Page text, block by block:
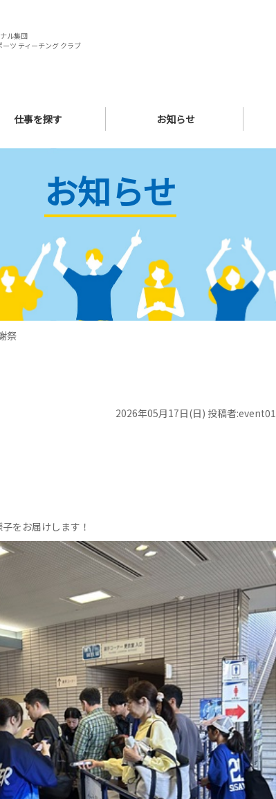
ル集団
ツ ティーチング クラブ
仕事を探す お知らせ
お知らせ
祭
2026年05月17日(日) 投稿者:event01
をお届けします！